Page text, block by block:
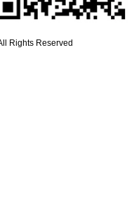
Rights Reserved